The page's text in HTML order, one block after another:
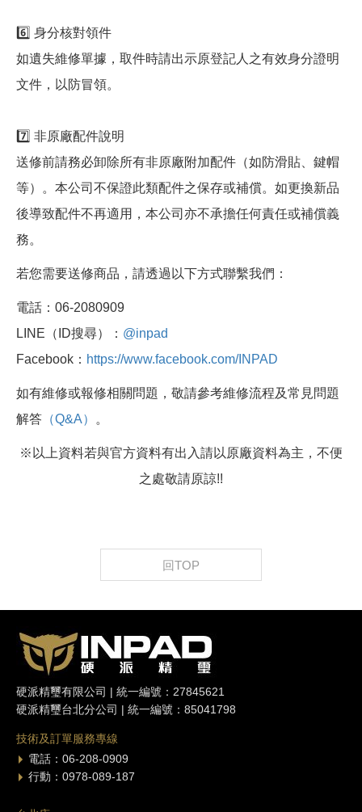
6️⃣ 身分核對領件
如遺失維修單據，取件時請出示原登記人之有效身分證明
文件，以防冒領。
7️⃣ 非原廠配件說明
送修前請務必卸除所有非原廠附加配件（如防滑貼、鍵帽
等）。本公司不保證此類配件之保存或補償。如更換新品
後導致配件不再適用，本公司亦不承擔任何責任或補償義
務。
若您需要送修商品，請透過以下方式聯繫我們：
電話：06-2080909
LINE（ID搜尋）： @inpad
Facebook： https://www.facebook.com/INPAD
如有維修或報修相關問題，敬請參考維修流程及常見問題
解答 （Q&A） 。
※以上資料若與官方資料有出入請以原廠資料為主，不便
之處敬請原諒!!
回TOP
硬派精璽有限公司 | 統一編號：27845621
硬派精璽台北分公司 | 統一編號：85041798
技術及訂單服務專線
電話：06-208-0909
行動：0978-089-187